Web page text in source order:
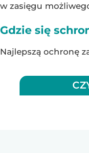
w zasięgu
Gdzie się
Najlepszą ochronę